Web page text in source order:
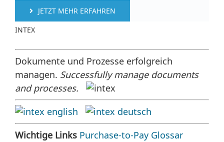
JETZT MEHR ERFAHREN
INTEX
Dokumente und Prozesse erfolgreich
managen. Successfully manage documents
and processes.
Wichtige Links Purchase-to-Pay Glossar